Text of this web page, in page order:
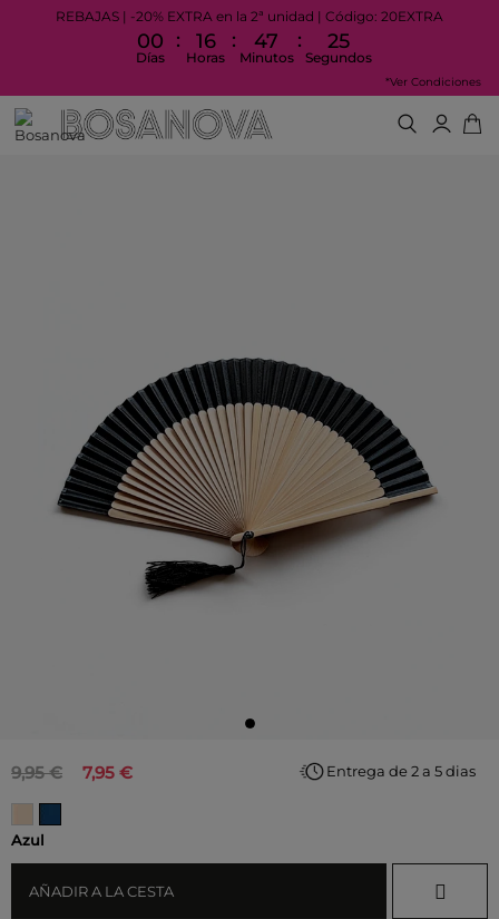
REBAJAS | -20% EXTRA en la 2ª unidad | Código: 20EXTRA
00
Días
: 16
Horas
: 47
Minutos
: 25
Segundos
*Ver Condiciones
7,95 €
9,95 €
Azul
AÑADIR A LA CESTA
Entrega de 2 a 5 dias